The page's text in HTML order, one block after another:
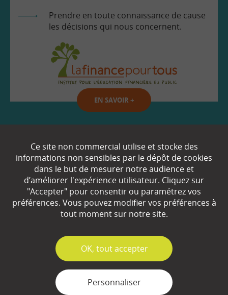
Prendre en toute connaissance de cause
les décisions qui nous concernent.
EN SAVOIR +
Partenaires
Espace Presse
Plan du site
Mentions légales
Ce site non commercial utilise et stocke des
informations non sensibles par le dépôt de cookies
dans le but de mesurer notre audience et
d’améliorer l'expérience utilisateur. Cliquez sur
"Accepter" pour consentir ou paramétrez vos
préférences. Vous pouvez modifier vos préférences à
tout moment sur notre site.
✓
OK, tout accepter
Personnaliser